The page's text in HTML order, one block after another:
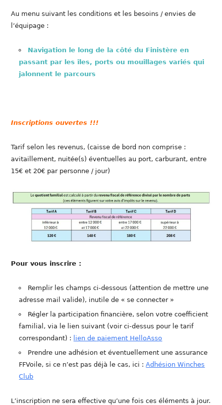
Au menu suivant les conditions et les besoins / envies de
l’équipage :
Navigation le long de la côté du Finistère en
passant par les îles, ports ou mouillages variés qui
jalonnent le parcours
Inscriptions ouvertes !!!
Tarif selon les revenus, (caisse de bord non comprise :
avitaillement, nuitée(s) éventuelles au port, carburant, entre
15€ et 20€ par personne / jour)
Pour vous inscrire :
Remplir les champs ci-dessous (attention de mettre une
adresse mail valide), inutile de « se connecter »
Régler la participation financière, selon votre coefficient
familial, via le lien suivant (voir ci-dessus pour le tarif
correspondant) :
lien de paiement HelloAsso
Prendre une adhésion et éventuellement une assurance
FFVoile, si ce n’est pas déjà le cas, ici :Adhésion Winches
Club
L’inscription ne sera effective qu’une fois ces éléments à jour.